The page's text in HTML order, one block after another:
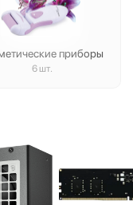
приборы
6 шт.